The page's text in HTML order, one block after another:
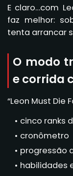
E claro…com
faz melhor:
tenta arrancar
O modo
e corrida
“Leon Must Die
cinco ranks
cronômetro
progressão
habilidades